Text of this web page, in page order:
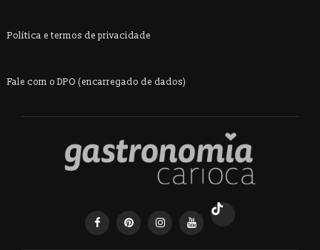
Política e termos de privacidade
Fale com o DPO (encarregado de dados)